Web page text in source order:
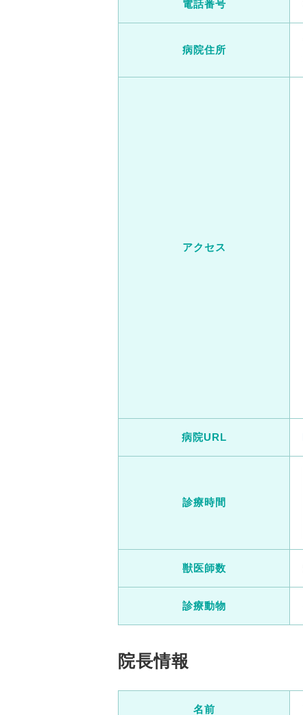
電話番号
病院住所
アクセス
病院URL
診療時間
獣医師数
診療動物
院長情報
名前